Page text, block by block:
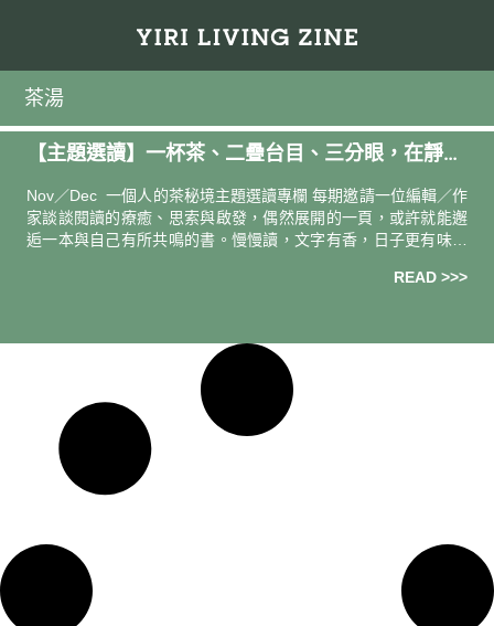
茶湯
【主題選讀】一杯茶、二疊台目、三分眼，在靜默
休：無言的前衛》
Nov／Dec 一個人的茶秘境主題選讀專欄 每期邀請一位編輯／作
家談談閱讀的療癒、思索與啟發，偶然展開的一頁，或許就能邂
逅一本與自己有所共鳴的書。慢慢讀，文字有香，日子更有味。
READ >>>